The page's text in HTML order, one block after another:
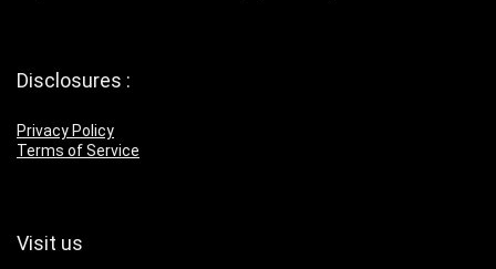
Disclosures :
Privacy Policy
Terms of Service
Visit us